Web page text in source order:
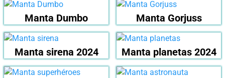
Manta Dumbo Manta Gorjuss
Manta sirena 2024 Manta planetas 2024